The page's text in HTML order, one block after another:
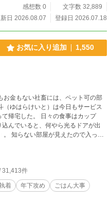
感想数 0
文字数 32,889
日 2026.08.07
登録日 2026.07.18
お気に入り追加 1,550
お金もない社畜には、ペット可の部
帰宅した。 日々の食事はカップ
んでいると、何やら光るドアが出
は、その日から男の子のためにごは
すく育ち―― 育ちすぎじゃないか
向けていたはずの溺愛がそっくり
と築かれるのだった。
31,413件
着 年下攻め
ごはん大事